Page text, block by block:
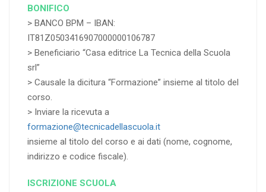
BONIFICO
> BANCO BPM – IBAN:
IT81Z0503416907000000106787
> Beneficiario “Casa editrice La Tecnica della Scuola
srl”
> Causale la dicitura “Formazione” insieme al titolo del
corso.
> Inviare la ricevuta a
formazione@tecnicadellascuola.it
insieme al titolo del corso e ai dati (nome, cognome,
indirizzo e codice fiscale).
ISCRIZIONE SCUOLA